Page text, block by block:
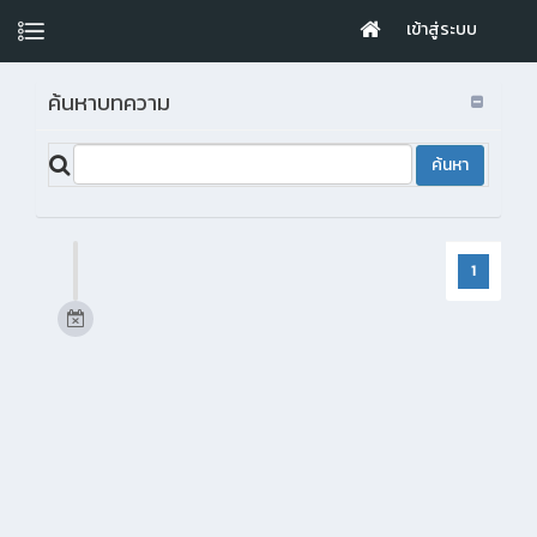
เข้าสู่ระบบ
ค้นหาบทความ
1